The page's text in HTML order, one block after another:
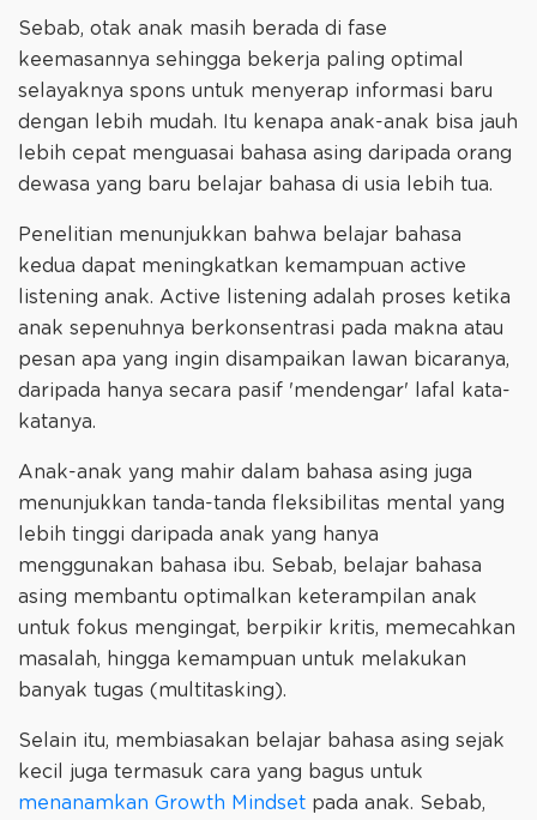
Sebab, otak anak masih berada di fase
keemasannya sehingga bekerja paling optimal
selayaknya spons untuk menyerap informasi baru
dengan lebih mudah. Itu kenapa anak-anak bisa jauh
lebih cepat menguasai bahasa asing daripada orang
dewasa yang baru belajar bahasa di usia lebih tua.
Penelitian menunjukkan bahwa belajar bahasa
kedua dapat meningkatkan kemampuan active
listening anak. Active listening adalah proses ketika
anak sepenuhnya berkonsentrasi pada makna atau
pesan apa yang ingin disampaikan lawan bicaranya,
daripada hanya secara pasif 'mendengar' lafal kata-
katanya.
Anak-anak yang mahir dalam bahasa asing juga
menunjukkan tanda-tanda fleksibilitas mental yang
lebih tinggi daripada anak yang hanya
menggunakan bahasa ibu. Sebab, belajar bahasa
asing membantu optimalkan keterampilan anak
untuk fokus mengingat, berpikir kritis, memecahkan
masalah, hingga kemampuan untuk melakukan
banyak tugas (multitasking).
Selain itu, membiasakan belajar bahasa asing sejak
kecil juga termasuk cara yang bagus untuk
menanamkan Growth Mindset pada anak. Sebab,